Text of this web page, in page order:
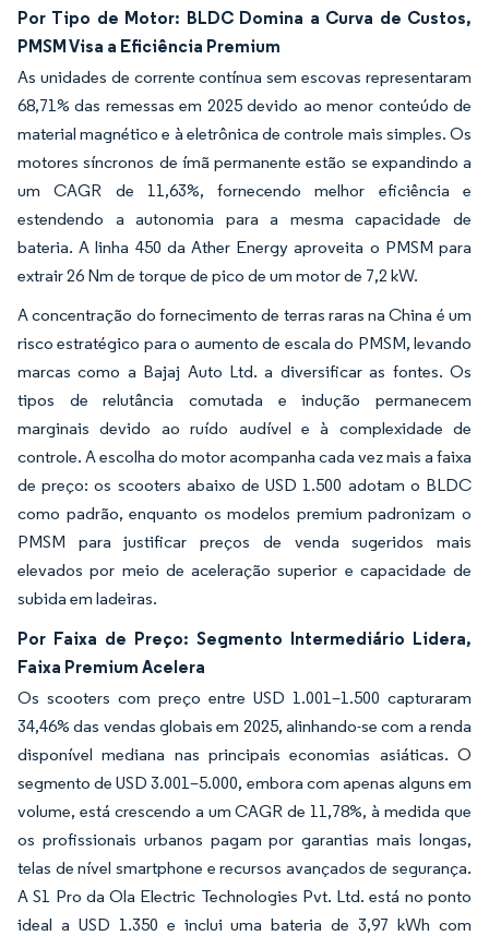
Por Tipo de Motor: BLDC Domina a Curva de Custos,
PMSM Visa a Eficiência Premium
As unidades de corrente contínua sem escovas representaram
68,71% das remessas em 2025 devido ao menor conteúdo de
material magnético e à eletrônica de controle mais simples. Os
motores síncronos de ímã permanente estão se expandindo a
um CAGR de 11,63%, fornecendo melhor eficiência e
estendendo a autonomia para a mesma capacidade de
bateria. A linha 450 da Ather Energy aproveita o PMSM para
extrair 26 Nm de torque de pico de um motor de 7,2 kW.
A concentração do fornecimento de terras raras na China é um
risco estratégico para o aumento de escala do PMSM, levando
marcas como a Bajaj Auto Ltd. a diversificar as fontes. Os
tipos de relutância comutada e indução permanecem
marginais devido ao ruído audível e à complexidade de
controle. A escolha do motor acompanha cada vez mais a faixa
de preço: os scooters abaixo de USD 1.500 adotam o BLDC
como padrão, enquanto os modelos premium padronizam o
PMSM para justificar preços de venda sugeridos mais
elevados por meio de aceleração superior e capacidade de
subida em ladeiras.
Por Faixa de Preço: Segmento Intermediário Lidera,
Faixa Premium Acelera
Os scooters com preço entre USD 1.001–1.500 capturaram
34,46% das vendas globais em 2025, alinhando-se com a renda
disponível mediana nas principais economias asiáticas. O
segmento de USD 3.001–5.000, embora com apenas alguns em
volume, está crescendo a um CAGR de 11,78%, à medida que
os profissionais urbanos pagam por garantias mais longas,
telas de nível smartphone e recursos avançados de segurança.
A S1 Pro da Ola Electric Technologies Pvt. Ltd. está no ponto
ideal a USD 1.350 e inclui uma bateria de 3,97 kWh com